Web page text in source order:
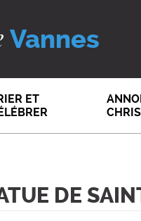
Vannes
ET
DE